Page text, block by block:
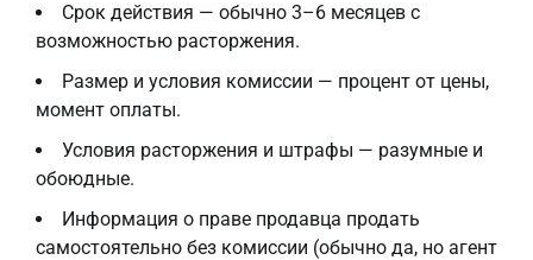
Срок действия — обычно 3–6 месяцев с
возможностью расторжения.
Размер и условия комиссии — процент от цены,
момент оплаты.
Условия расторжения и штрафы — разумные и
обоюдные.
Информация о праве продавца продать
самостоятельно без комиссии (обычно да, но агент